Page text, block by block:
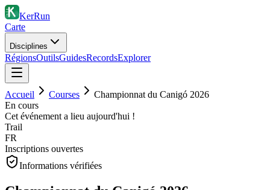
KerRun
Carte
Disciplines
RégionsOutilsGuidesRecordsExplorer
Accueil Courses
Championnat du Canigó 2026
En cours
Cet événement a lieu aujourd'hui !
Trail
FR
Inscriptions ouvertes
Informations vérifiées